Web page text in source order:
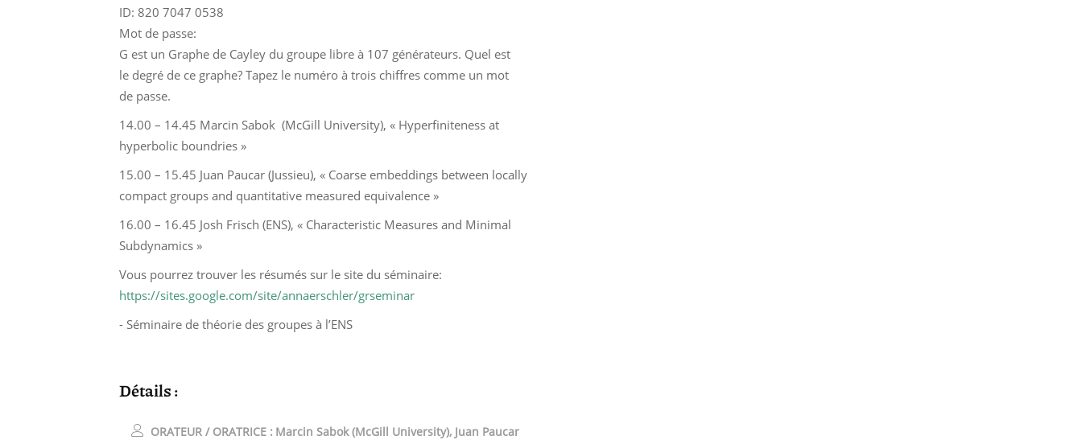
ID: 820 7047 0538
Mot de passe:
G est un Graphe de Cayley du groupe libre à 107 générateurs. Quel est
le degré de ce graphe? Tapez le numéro à trois chiffres comme un mot
de passe.
14.00 – 14.45 Marcin Sabok (McGill University), « Hyperfiniteness at
hyperbolic boundries »
15.00 – 15.45 Juan Paucar (Jussieu), « Coarse embeddings between locally
compact groups and quantitative measured equivalence »
16.00 – 16.45 Josh Frisch (ENS), « Characteristic Measures and Minimal
Subdynamics »
Vous pourrez trouver les résumés sur le site du séminaire:
https://sites.google.com/site/annaerschler/grseminar
- Séminaire de théorie des groupes à l’ENS
Détails :
ORATEUR / ORATRICE : Marcin Sabok (McGill University), Juan Paucar